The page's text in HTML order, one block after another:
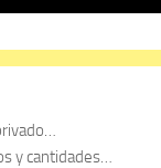
y cantidades…